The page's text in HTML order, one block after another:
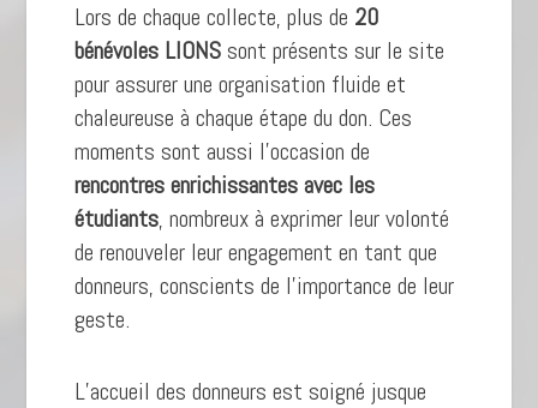
Lors de chaque collecte, plus de 20
bénévoles LIONSsont présents sur le site
pour assurer une organisation fluide et
chaleureuse à chaque étape du don. Ces
moments sont aussi l’occasion de
rencontres enrichissantes avec les
étudiants, nombreux à exprimer leur volonté
de renouveler leur engagement en tant que
donneurs, conscients de l’importance de leur
geste.
L’accueil des donneurs est soigné jusque